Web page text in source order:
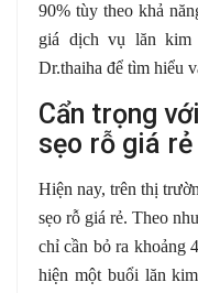
90% tùy theo khả
giá dịch vụ lăn
Dr.thaiha để tìm hiểu
Cẩn trọng
sẹo rỗ giá rẻ
Hiện nay, trên thị
sẹo rỗ giá rẻ. Theo
chỉ cần bỏ ra khoảng
hiện một buổi lăn